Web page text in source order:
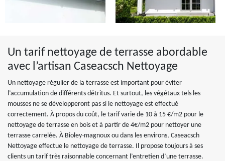
Un tarif nettoyage de terrasse abordable
avec l’artisan Caseacsch Nettoyage
Un nettoyage régulier de la terrasse est important pour éviter
l’accumulation de différents détritus. Et surtout, les végétaux tels les
mousses ne se développeront pas si le nettoyage est effectué
correctement. À propos du coût, le tarif varie de 10 à 15 €/m2 pour le
nettoyage de terrasse en bois et à partir de 4€/m2 pour nettoyer une
terrasse carrelée. À Bioley-magnoux ou dans les environs, Caseacsch
Nettoyage effectue le nettoyage de terrasse. Il propose toujours à ses
clients un tarif très raisonnable concernant l’entretien d’une terrasse.